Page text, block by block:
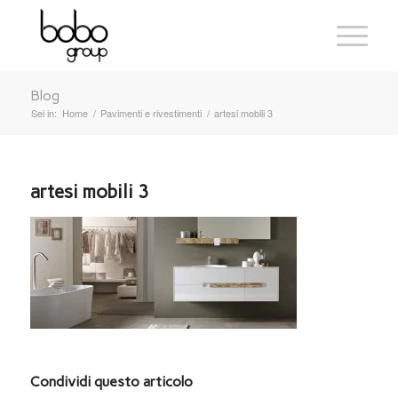
Blog
Sei in: Home / Pavimenti e rivestimenti / artesi mobili 3
artesi mobili 3
Condividi questo articolo